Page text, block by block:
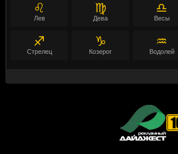
♌
Лев
♍
Дева
♎
Весы
♐
Стрелец
♑
Козерог
♒
Водолей